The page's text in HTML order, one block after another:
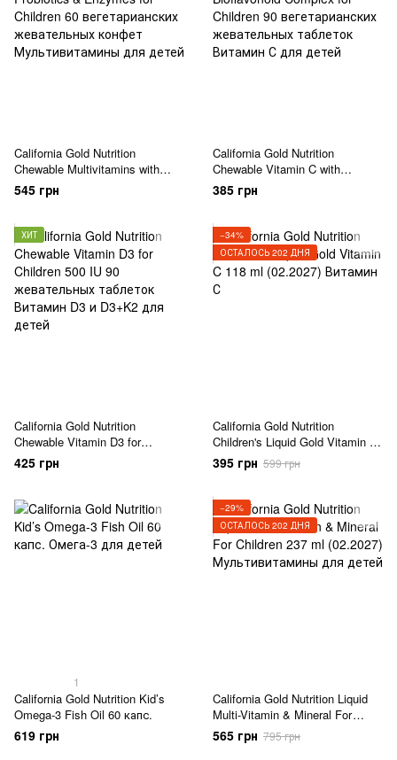
California Gold Nutrition
Chewable Multivitamins with
Probiotics & Enzymes for
Children 60 вегетарианских
545 грн
California Gold Nutrition
Chewable Vitamin C with
Bioflavonoid Complex for
Children 90 вегетарианских
385 грн
ХИТ
California Gold Nutrition
Chewable Vitamin D3 for
Children 500 IU 90
жевательных таблеток
425 грн
−34%
ОСТАЛОСЬ 202 ДНЯ
California Gold Nutrition
Children's Liquid Gold Vitamin C
118 ml (02.2027)
395 грн 599 грн
1
California Gold Nutrition Kid’s
Omega-3 Fish Oil 60 капс.
619 грн
−29%
ОСТАЛОСЬ 202 ДНЯ
California Gold Nutrition Liquid
Multi-Vitamin & Mineral For
Children 237 ml (02.2027)
565 грн 795 грн